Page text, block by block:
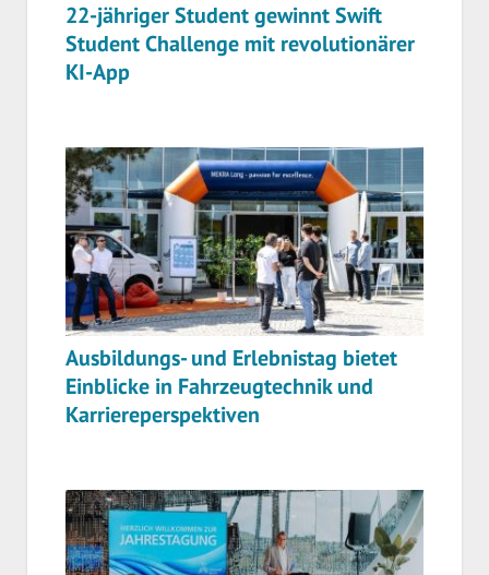
22-jähriger Student gewinnt Swift
Student Challenge mit revolutionärer
KI-App
Ausbildungs- und Erlebnistag bietet
Einblicke in Fahrzeugtechnik und
Karriereperspektiven